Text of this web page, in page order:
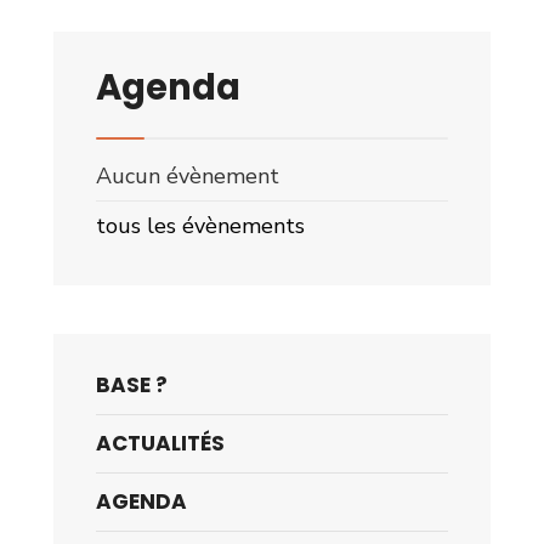
Agenda
Aucun évènement
tous les évènements
BASE ?
ACTUALITÉS
AGENDA